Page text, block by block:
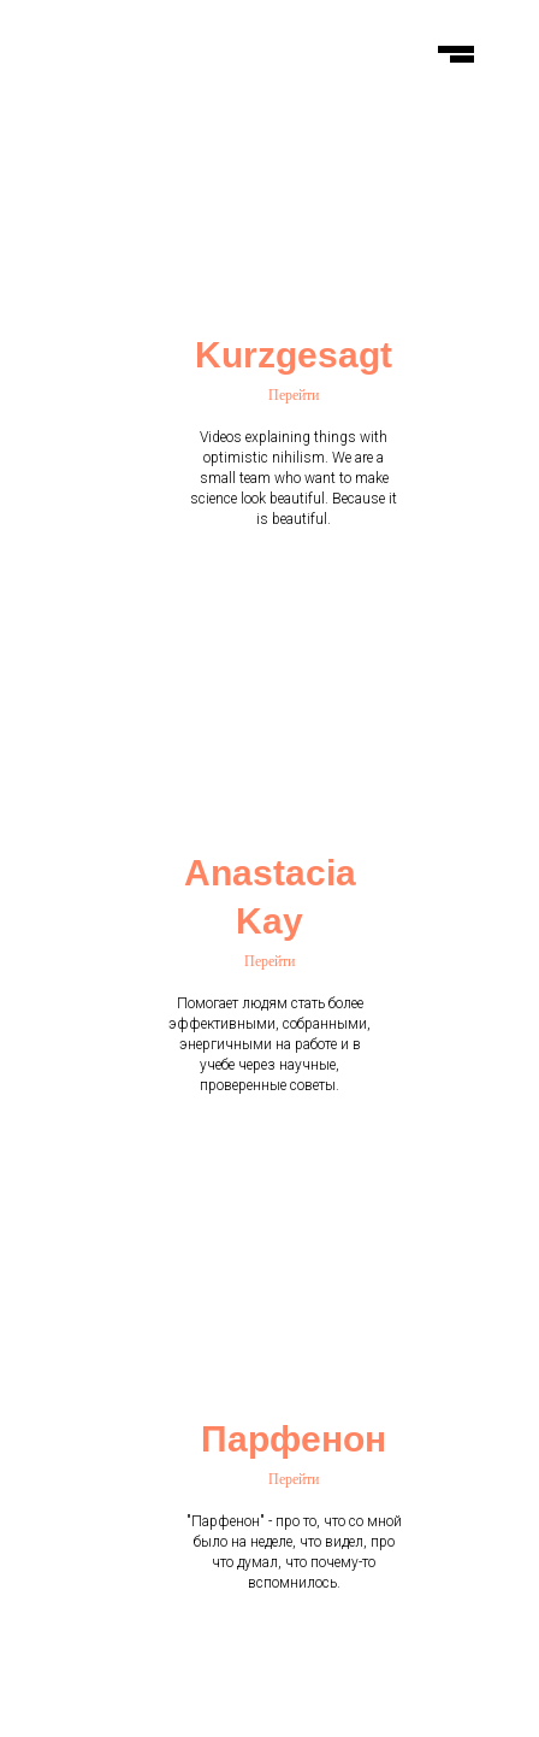
Kurzgesagt
Перейти
Videos explaining things with
optimistic nihilism. We are a
small team who want to make
science look beautiful. Because it
is beautiful.
Anastacia
Kay
Перейти
Помогает людям стать более
эффективными, собранными,
энергичными на работе и в
учебе через научные,
проверенные советы.
Парфенон
Перейти
"Парфенон" - про то, что со мной
было на неделе, что видел, про
что думал, что почему-то
вспомнилось.